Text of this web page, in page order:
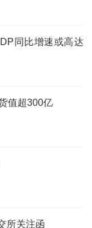
同比增速或高达
值超300亿
所关注函